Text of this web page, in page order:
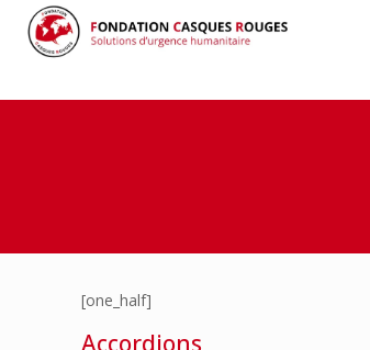
[one_half]
Accordions